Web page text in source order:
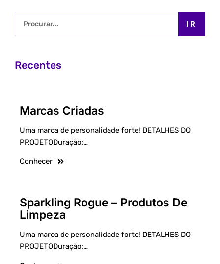
IR
Recentes
Marcas Criadas
Uma marca de personalidade forte! DETALHES DO
PROJETODuração:…
Conhecer
Sparkling Rogue – Produtos De
Limpeza
Uma marca de personalidade forte! DETALHES DO
PROJETODuração:…